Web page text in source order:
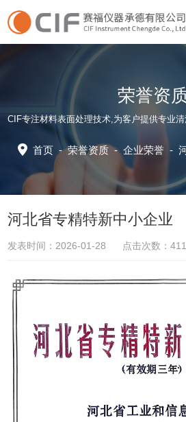
荣誉资
首页-荣誉资质- 企业荣誉-
河北省专精特新中小企业
发表时间：2026-01-28 点击次数：411